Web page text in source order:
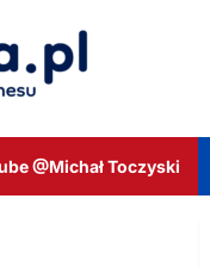
@Michał Toczyski